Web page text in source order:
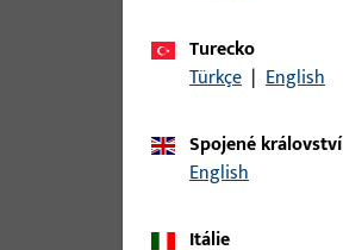
B 9000
Turecko
Türkçe | English
Spojené království
English
Itálie